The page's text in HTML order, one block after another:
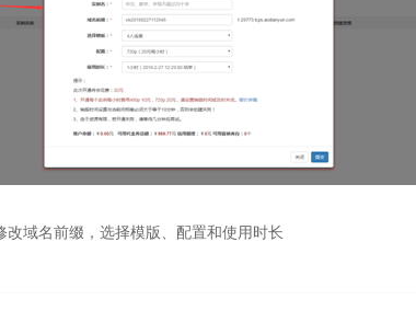
改域名前缀，选择模版、配置和使用时长